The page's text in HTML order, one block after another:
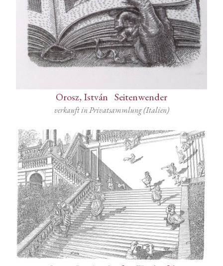
Orosz, István Seitenwender
verkauft in Privatsammlung (Italien)